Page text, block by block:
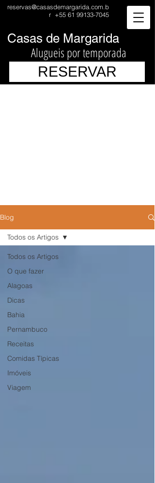
reservas@casasdemargarida.com.b
r +55 61 99133-7045
Casas de Margarida
Alugueis por temporada
RESERVAR
Blog
Todos os Artigos
O que fazer
Alagoas
Dicas
Bahia
Pernambuco
Receitas
Comidas Típicas
Imóveis
Viagem
Todos os Artigos